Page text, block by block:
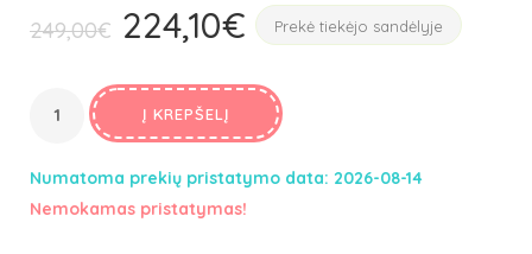
249,00€ Original
was:
249,00€.
224,10€ Current
is:
224,10€.
Prekė tiekėjo sandėlyje
Į KREPŠELĮ
Numatoma prekių pristatymo data: 2026-08-14
Nemokamas pristatymas!